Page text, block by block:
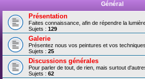
Général
Présentation
Faites connaissance, afin de répendre la
Sujets : 129
Galerie
Présentez nous vos peintures et vos
Sujets : 25
Discussions générales
Pour parler de tout, de rien, mais surtout
Sujets : 62